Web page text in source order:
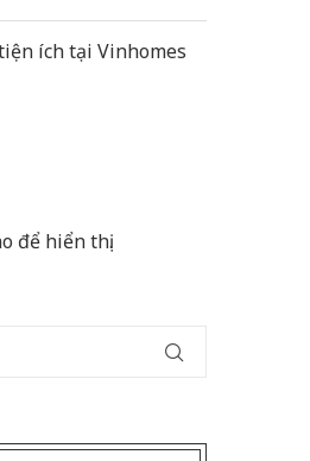
ích tại Vinhomes
để hiển thị.